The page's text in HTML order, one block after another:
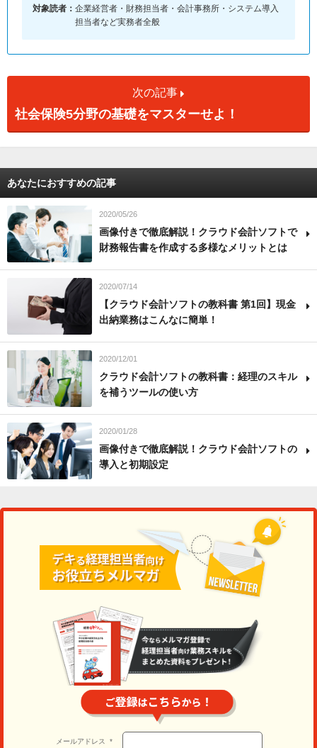
対象読者： 企業経営者・財務担当者・会計事務所・システム導入
担当者など実務者全般
次の記事
社会保険5分野の基礎をマスターせよ！
あなたにおすすめの記事
2020/05/26
画像付きで徹底解説！クラウド会計ソフトで
財務報告書を作成する多様なメリットとは
2020/07/14
【クラウド会計ソフトの教科書 第1回】現金
出納業務はこんなに簡単！
2020/12/01
クラウド会計ソフトの教科書：経理のスキル
を補うツールの使い方
2020/01/28
画像付きで徹底解説！クラウド会計ソフトの
導入と初期設定